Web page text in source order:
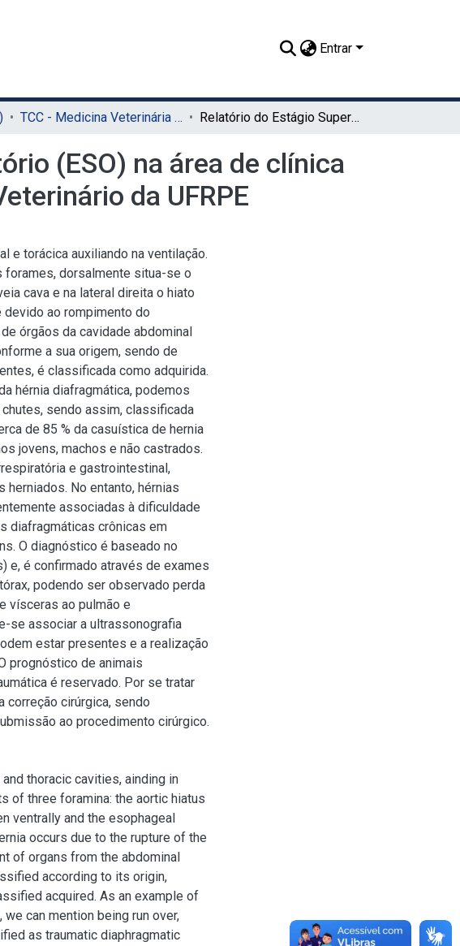
Entrar
TCC - Medicina Veterinária (Sede) Relatório do Estágio Supervisionado Obrigatório (ESO) na área de clínica cirúrgica de pequenos animais no Hospital Veterinário da UFRPE
(ESO) na área de clínica
da UFRPE
e torácica auxiliando na ventilação.
dorsalmente situa-se o
cava e na lateral direita o hiato
ao rompimento do
órgãos da cavidade abdominal
a sua origem, sendo de
é classificada como adquirida.
hérnia diafragmática, podemos
sendo assim, classificada
de 85 % da casuística de hernia
jovens, machos e não castrados.
e gastrointestinal,
No entanto, hérnias
associadas à dificuldade
diafragmáticas crônicas em
O diagnóstico é baseado no
e, é confirmado através de exames
podendo ser observado perda
vísceras ao pulmão e
se associar a ultrassonografia
estar presentes e a realização
prognóstico de animais
é reservado. Por se tratar
correção cirúrgica, sendo
ao procedimento cirúrgico.
thoracic cavities, ainding in
of three foramina: the aortic hiatus
ventrally and the esophageal
occurs due to the rupture of the
of organs from the abdominal
according to its origin,
acquired. As an example of
can mention being run over,
as traumatic diaphragmatic